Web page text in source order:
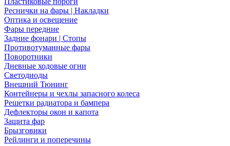
Реснички на фары | Накладки
Оптика и освещение
Фары передние
Задние фонари | Стопы
Противотуманные фары
Поворотники
Дневные ходовые огни
Светодиоды
Внешний Тюнинг
Контейнеры и чехлы запасного колеса
Решетки радиатора и бампера
Дефлекторы окон и капота
Защита фар
Брызговики
Рейлинги и поперечины